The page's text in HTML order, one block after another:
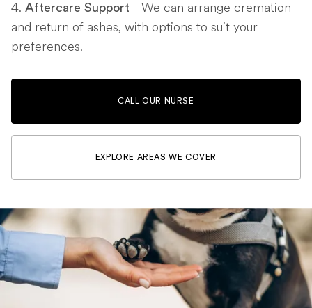
Aftercare Support - We can arrange cremation
and return of ashes, with options to suit your
preferences.
CALL OUR NURSE
EXPLORE AREAS WE COVER